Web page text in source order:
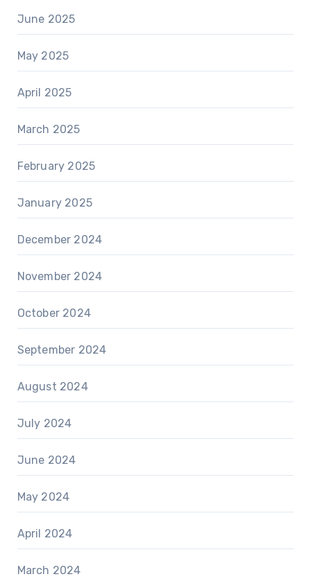
June 2025
May 2025
April 2025
March 2025
February 2025
January 2025
December 2024
November 2024
October 2024
September 2024
August 2024
July 2024
June 2024
May 2024
April 2024
March 2024